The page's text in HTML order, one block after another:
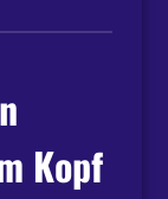
Kopf